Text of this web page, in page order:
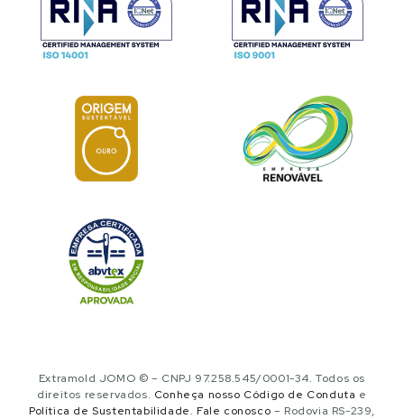
Extramold JOMO © – CNPJ 97.258.545/0001-34. Todos os
direitos reservados. Conheça nosso Código de Conduta e
Política de Sustentabilidade. Fale conosco – Rodovia RS-239,